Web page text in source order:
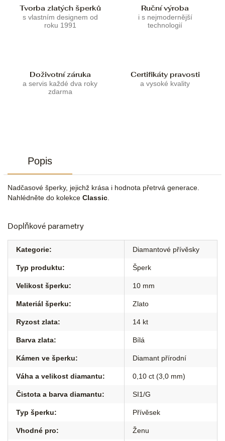
Tvorba zlatých šperků
s vlastním designem od
roku 1991
Ruční výroba
i s nejmodernější
technologií
Doživotní záruka
a servis každé dva roky
zdarma
Certifikáty pravosti
a vysoké kvality
Popis
Nadčasové šperky, jejichž krása i hodnota přetrvá generace.
Nahlédněte do kolekce Classic
Doplňkové parametry
Kategorie: Diamantové přívěsky
Typ produktu: Šperk
Velikost šperku: 10 mm
Materiál šperku: Zlato
Ryzost zlata: 14 kt
Barva zlata: Bílá
Kámen ve šperku: Diamant přírodní
Váha a velikost diamantu: 0,10 ct (3,0 mm)
Čistota a barva diamantu: SI1/G
Typ šperku: Přívěsek
Vhodné pro: Ženu